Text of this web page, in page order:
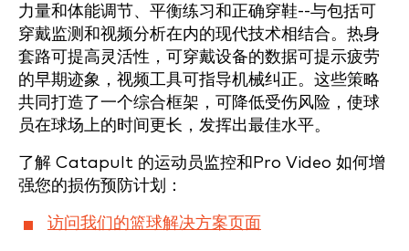
力量和体能调节、平衡练习和正确穿鞋--与包括可
穿戴监测和视频分析在内的现代技术相结合。热身
套路可提高灵活性，可穿戴设备的数据可提示疲劳
的早期迹象，视频工具可指导机械纠正。这些策略
共同打造了一个综合框架，可降低受伤风险，使球
员在球场上的时间更长，发挥出最佳水平。
了解 Catapult 的运动员监控和Pro Video 如何增
强您的损伤预防计划：
访问我们的篮球解决方案页面